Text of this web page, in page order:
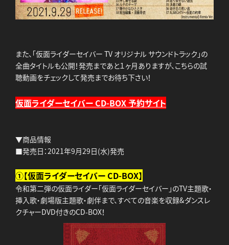
また、「仮面ライダーセイバー TV オリジナル サウンドトラック」の
全曲タイトルも公開！発売まであと１ヶ月ありますが、こちらの試
聴動画をチェックして発売までお待ち下さい！
仮面ライダーセイバー CD-BOX 予約サイト
▼商品情報
■発売日：2021年9月29日(水)発売
①【仮面ライダーセイバー CD-BOX】
令和第二弾の仮面ライダー「仮面ライダーセイバー」のTV主題歌・
挿入歌・劇場版主題歌・劇伴まで、すべての音楽を収録&ダンスレ
クチャーDVD付きのCD-BOX！